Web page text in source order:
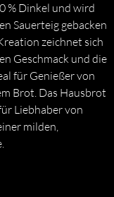
% Dinkel und wird
Sauerteig gebacken
zeichnet sich
Geschmack und die
für Genießer von
Brot. Das Hausbrot
Liebhaber von
milden,